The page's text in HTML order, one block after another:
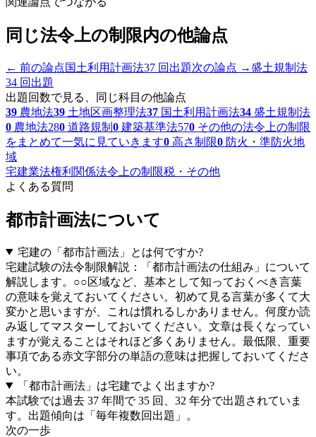
同じ法令上の制限内の他論点
← 前の論点国土利用計画法37 回出題次の論点 → 盛土規制法
34 回出題
出題回数で見る、同じ科目の他論点
39 農地法39 土地区画整理法37 国土利用計画法34 盛土規制法
0 農地法280 道路規制 0 建築基準法570 その他の法令上の制限
をまとめて一気に見ていきます0 高さ制限0 防火・準防火地
域
宅建業法権利関係法令上の制限税・その他
よくある質問
都市計画法について
宅建の「 都市計画法」とは何ですか?
宅建試験の法令制限解説：「都市計画法の仕組み」について
解説します。○○区域など、基本として知っておくべき言葉
の意味を覚えておいてください。初めて見る言葉が多くて大
変かと思いますが、これは慣れるしかありません。何度か読
み返してマスターしておいてください。文章は長くなってい
ますが覚えることはそれほど多くありません。最低限、重要
事項である赤文字部分の単語の意味は把握しておいてくださ
い。
「 都市計画法」は宅建でよく出ますか?
本試験では過去 37 年間で35 回、 32 年分で出題されていま
す。出題傾向は「 毎年複数回出題 」。
次の一歩